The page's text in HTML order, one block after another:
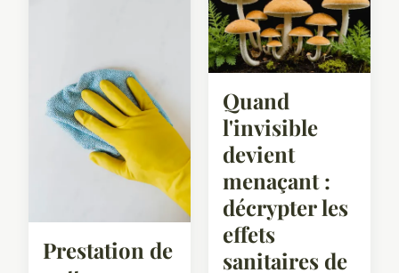
Prestation de
Quand
l'invisible
devient
menaçant :
décrypter les
effets
sanitaires de